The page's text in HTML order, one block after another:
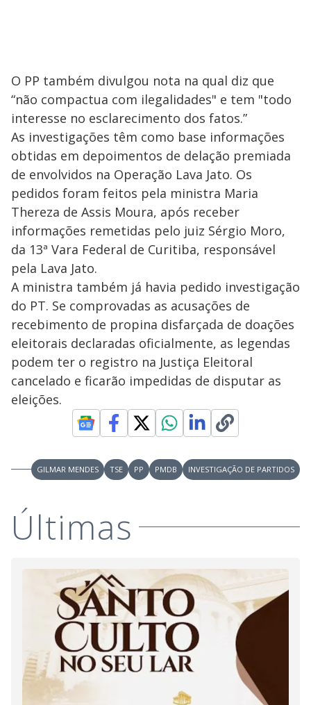
O PP também divulgou nota na qual diz que
“não compactua com ilegalidades" e tem "todo
interesse no esclarecimento dos fatos.”
As investigações têm como base informações
obtidas em depoimentos de delação premiada
de envolvidos na Operação Lava Jato. Os
pedidos foram feitos pela ministra Maria
Thereza de Assis Moura, após receber
informações remetidas pelo juiz Sérgio Moro,
da 13ª Vara Federal de Curitiba, responsável
pela Lava Jato.
A ministra também já havia pedido investigação
do PT. Se comprovadas as acusações de
recebimento de propina disfarçada de doações
eleitorais declaradas oficialmente, as legendas
podem ter o registro na Justiça Eleitoral
cancelado e ficarão impedidas de disputar as
eleições.
GILMAR MENDES TSE PP PMDB INVESTIGAÇÃO DE PARTIDOS
Últimas